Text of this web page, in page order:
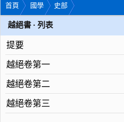
首頁 國學 史部
越絕書 · 列表
提要
越絕卷第一
越絕卷第二
越絕卷第三